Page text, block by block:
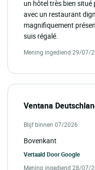
un hôtel très bien
avec un restaurant
magnifiquement
suis régalé.
Mening ingediend 29/07/
Ventana
Blijf binnen 07/2026
Bovenkant
Vertaald DoorGoogle
Mening ingediend 28/07/